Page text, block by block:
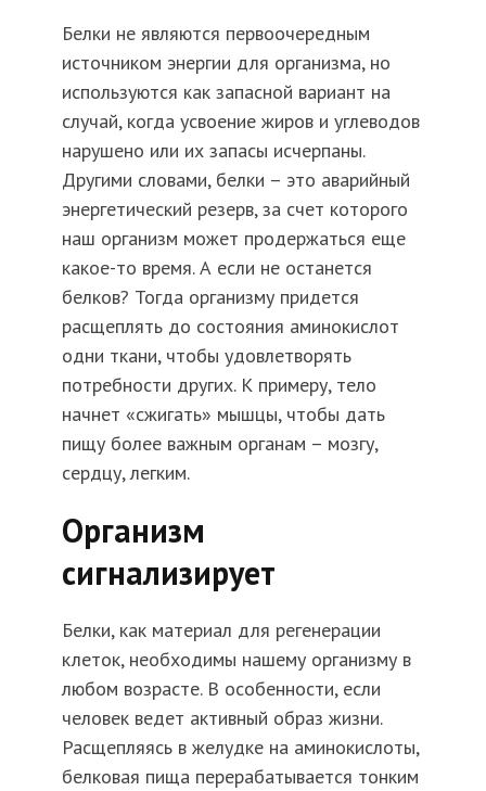
Белки не являются первоочередным
источником энергии для организма, но
используются как запасной вариант на
случай, когда усвоение жиров и углеводов
нарушено или их запасы исчерпаны.
Другими словами, белки – это аварийный
энергетический резерв, за счет которого
наш организм может продержаться еще
какое-то время. А если не останется
белков? Тогда организму придется
расщеплять до состояния аминокислот
одни ткани, чтобы удовлетворять
потребности других. К примеру, тело
начнет «сжигать» мышцы, чтобы дать
пищу более важным органам – мозгу,
сердцу, легким.
Организм
сигнализирует
Белки, как материал для регенерации
клеток, необходимы нашему организму в
любом возрасте. В особенности, если
человек ведет активный образ жизни.
Расщепляясь в желудке на аминокислоты,
белковая пища перерабатывается тонким